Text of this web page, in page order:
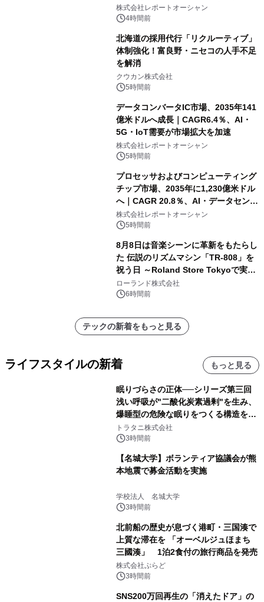
センター・高速光通信需要が成長を加
速
株式会社レポートオーシャン
4時間前
北海道の採用代行「リクルーティブ」
体制強化！富良野・ニセコの人手不足
を解消
クウカン株式会社
5時間前
データコンバータIC市場、2035年141
億米ドルへ成長｜CAGR6.4％、AI・
5G・IoT需要が市場拡大を加速
株式会社レポートオーシャン
5時間前
プロセッサおよびコンピューティング
チップ市場、2035年に1,230億米ドル
へ｜CAGR 20.8％、AI・データセンタ
ー需要が成長を牽引
株式会社レポートオーシャン
5時間前
8月8日は音楽シーンに革新をもたらし
た 伝説のリズムマシン「TR-808」を
祝う日 ～Roland Store Tokyoで実機
を展示しての 記念キャンペーンを開
催 英国ラジオ「NTS」の 特別プログ
アーティストを フィーチャーしたアニ
メーションを公開～
ローランド株式会社
6時間前
テックの新着をもっと見る
ライフスタイルの新着 もっと見る
眠りづらさの正体──シリーズ第三回
浅い呼吸が"二酸化炭素過剰"を生み、
爆睡型の危険な眠りをつくる構造を解
説
トラタニ株式会社
3時間前
【名城大学】ボランティア協議会が熊
本地震で募金活動を実施
学校法人 名城大学
3時間前
北前船の歴史が息づく港町・三国湊で
上質な滞在を 「オーベルジュほまち
三國湊」 1泊2食付の旅行商品を発売
株式会社ぷらど
3時間前
SNS200万回再生の「消えたドア」の